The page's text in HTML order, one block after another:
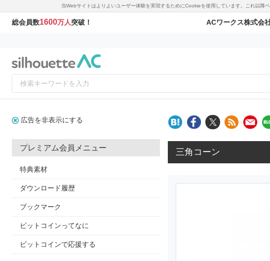
当Webサイトはよりよいユーザー体験を実現するためにCookieを使用しています。これ以
総会員数1600万人突破！ ACワークス株式会
広告を非表示にする
プレミアム会員メニュー
特典素材
ダウンロード履歴
ブックマーク
ビットコインってなに
ビットコインで応援する
三角コーン